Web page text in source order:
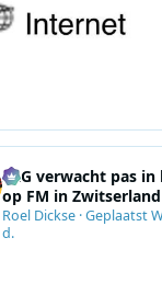
SRG verwacht pas
op FM in Zwitserland
Roel Dickse·Geplaatst
d.